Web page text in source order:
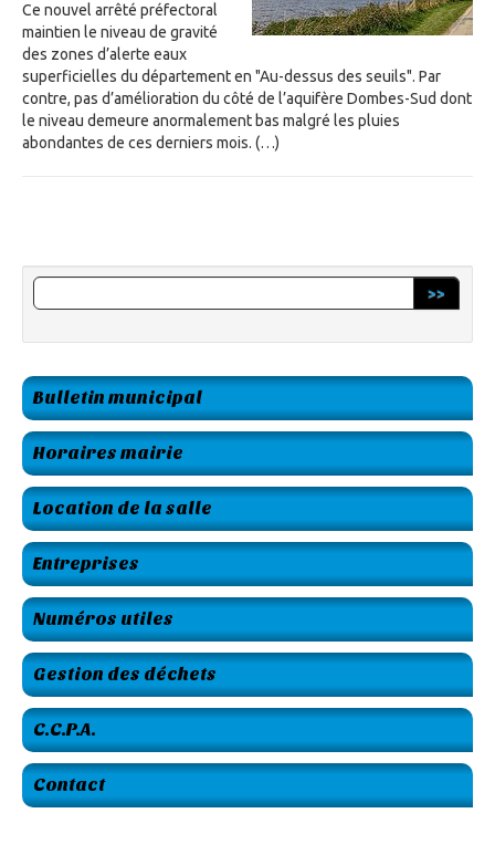
Ce nouvel arrêté préfectoral
maintien le niveau de gravité
des zones d’alerte eaux
superficielles du département en "Au-dessus des seuils". Par
contre, pas d’amélioration du côté de l’aquifère Dombes-Sud dont
le niveau demeure anormalement bas malgré les pluies
abondantes de ces derniers mois. (…)
>>
Bulletin municipal
Horaires mairie
Location de la salle
Entreprises
Numéros utiles
Gestion des déchets
C.C.P.A.
Contact